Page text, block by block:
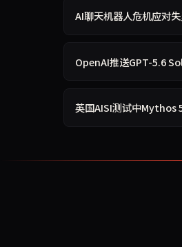
AI聊天机器人危机应对
OpenAI推送GPT-5.6
英国AISI测试中Mythos